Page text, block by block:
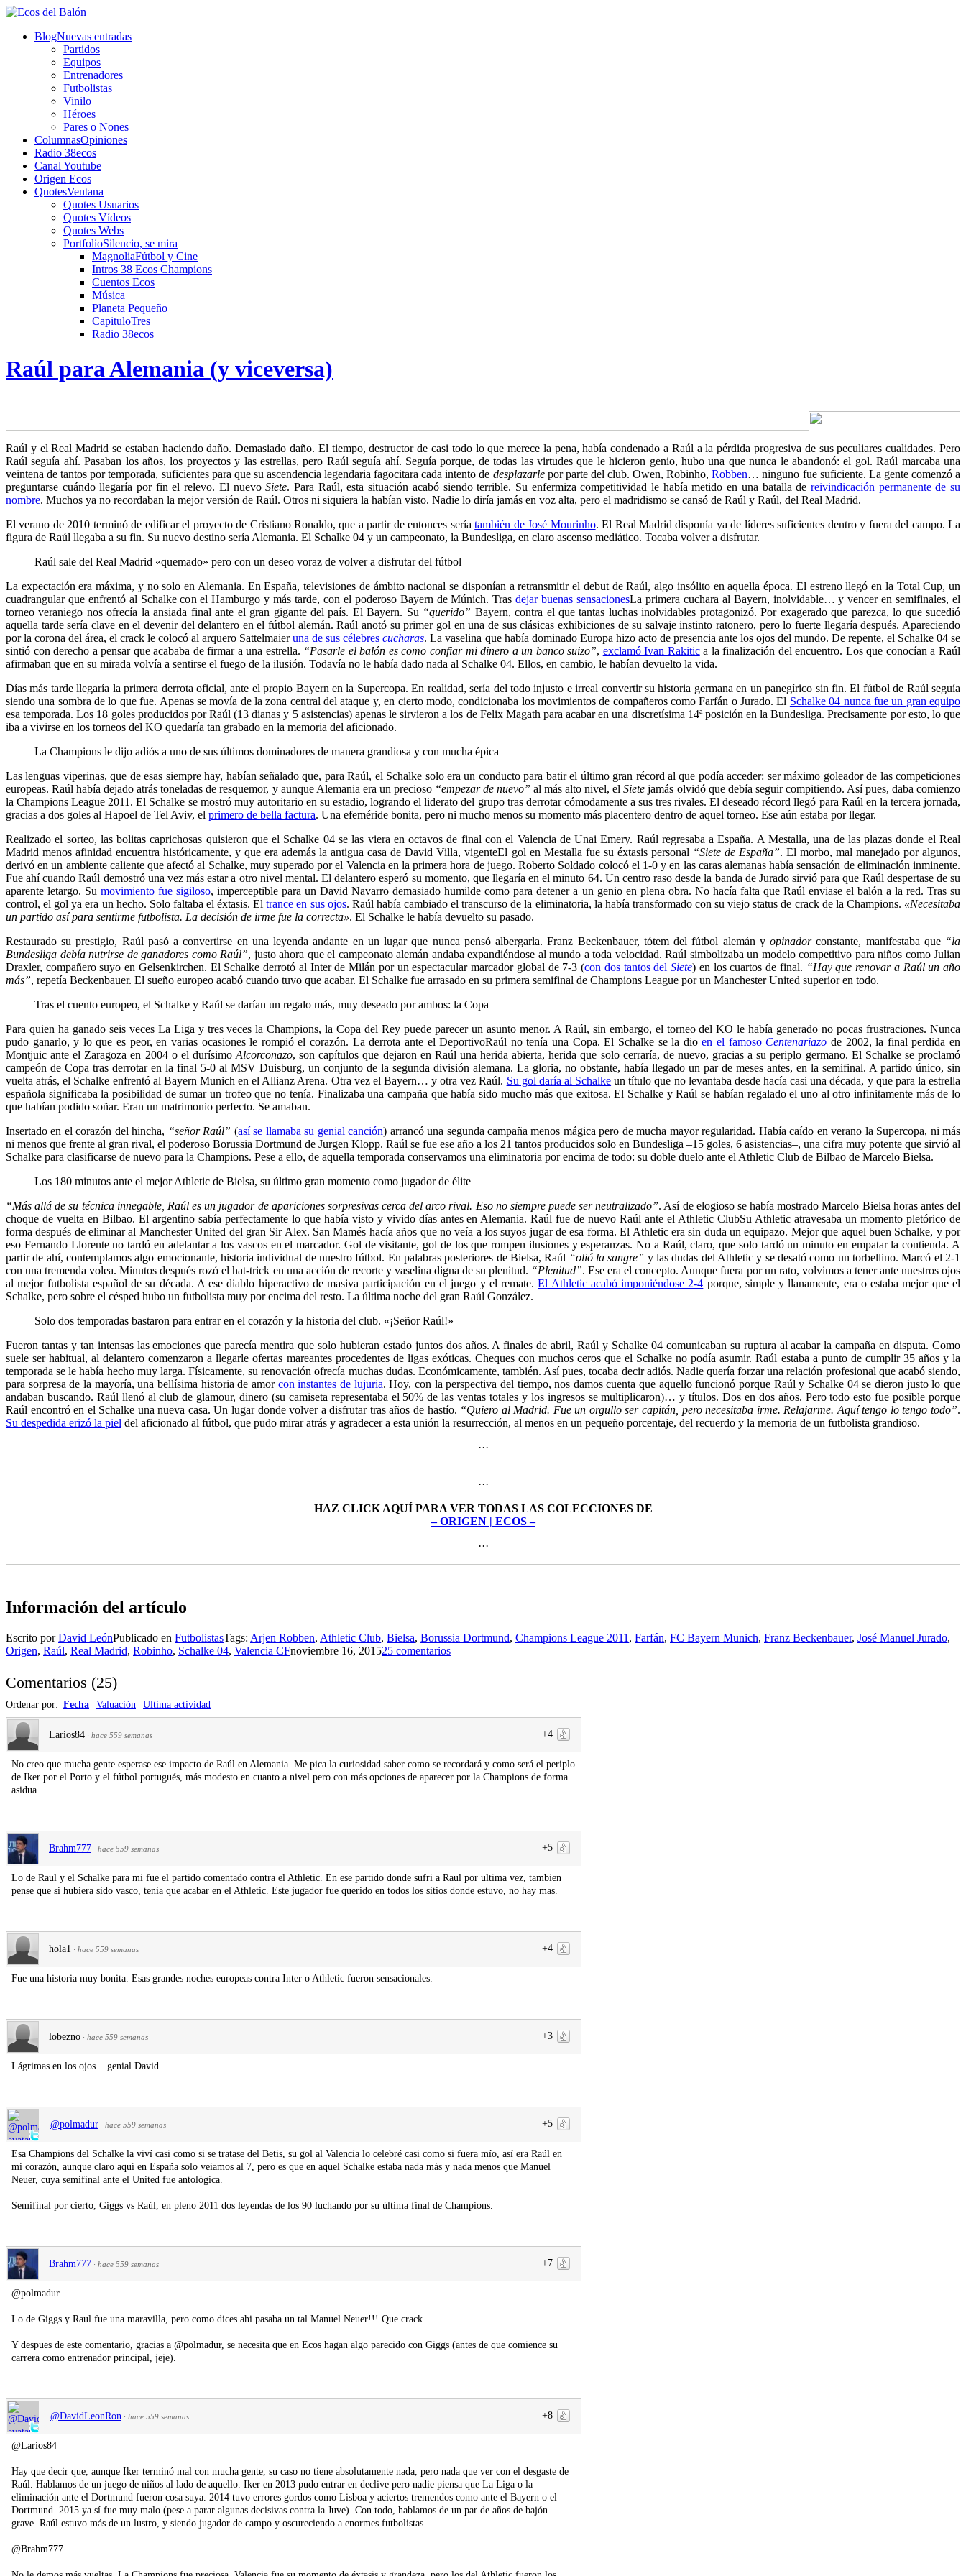
BlogNuevas entradas
Partidos
Equipos
Entrenadores
Futbolistas
Vinilo
Héroes
Pares o Nones
ColumnasOpiniones
Radio 38ecos
Canal Youtube
Origen Ecos
QuotesVentana
Quotes Usuarios
Quotes Vídeos
Quotes Webs
PortfolioSilencio, se mira
MagnoliaFútbol y Cine
Intros 38 Ecos Champions
Cuentos Ecos
Música
Planeta Pequeño
CapituloTres
Radio 38ecos
Raúl para Alemania (y viceversa)
Raúl y el Real Madrid se estaban haciendo daño. Demasiado daño. El tiempo, destructor de casi todo lo que merece la pena, había condenado a Raúl a la pérdida progresiva de sus peculiares cualidades. Pero
Raúl seguía ahí. Pasaban los años, los proyectos y las estrellas, pero Raúl seguía ahí. Seguía porque, de todas las virtudes que le hicieron genio, hubo una que nunca le abandonó: el gol. Raúl marcaba una
veintena de tantos por temporada, suficientes para que su ascendencia legendaria fagocitara cada intento de desplazarlepor parte del club. Owen, Robinho,Robben… ninguno fue suficiente. La gente comenzó a
preguntarse cuándo llegaría por fin el relevo. El nuevoSiete. Para Raúl, esta situación acabó siendo terrible. Su enfermiza competitividad le había metido en una batalla de reivindicación permanente de su
nombre. Muchos ya no recordaban la mejor versión de Raúl. Otros ni siquiera la habían visto. Nadie lo diría jamás en voz alta, pero el madridismo se cansó de Raúl y Raúl, del Real Madrid.
El verano de 2010 terminó de edificar el proyecto de Cristiano Ronaldo, que a partir de entonces seríatambién de José Mourinho. El Real Madrid disponía ya de líderes suficientes dentro y fuera del campo. La
figura de Raúl llegaba a su fin. Su nuevo destino sería Alemania. El Schalke 04 y un campeonato, la Bundesliga, en claro ascenso mediático. Tocaba volver a disfrutar.
Raúl sale del Real Madrid «quemado» pero con un deseo voraz de volver a disfrutar del fútbol
La expectación era máxima, y no solo en Alemania. En España, televisiones de ámbito nacional se disponían a retransmitir el debut de Raúl, algo insólito en aquella época. El estreno llegó en la Total Cup, un
cuadrangular que enfrentó al Schalke con el Hamburgo y más tarde, con el poderoso Bayern de Múnich. Trasdejar buenas sensacionesLa primera cuchara al Bayern, inolvidable…y vencer en semifinales, el
torneo veraniego nos ofrecía la ansiada final ante el gran gigante del país. El Bayern. Su “querido” Bayern, contra el que tantas luchas inolvidables protagonizó. Por exagerado que parezca, lo que sucedió
aquella tarde sería clave en el devenir del delantero en el fútbol alemán. Raúl anotó su primer gol en una de sus clásicas exhibiciones de su salvaje instinto ratonero, pero lo fuerte llegaría después. Apareciendo
por la corona del área, el crack le colocó al arquero Sattelmaieruna de sus célebrescucharas. La vaselina que había dominado Europa hizo acto de presencia ante los ojos del mundo. De repente, el Schalke 04 se
sintió con derecho a pensar que acababa de firmar a una estrella. “Pasarle el balón es como confiar mi dinero a un banco suizo”, exclamó Ivan Rakitica la finalización del encuentro. Los que conocían a Raúl
afirmaban que en su mirada volvía a sentirse el fuego de la ilusión. Todavía no le había dado nada al Schalke 04. Ellos, en cambio, le habían devuelto la vida.
Días más tarde llegaría la primera derrota oficial, ante el propio Bayern en la Supercopa. En realidad, sería del todo injusto e irreal convertir su historia germana en un panegírico sin fin. El fútbol de Raúl seguía
siendo una sombra de lo que fue. Apenas se movía de la zona central del ataque y, en cierto modo, condicionaba los movimientos de compañeros como Farfán o Jurado. El Schalke 04 nunca fue un gran equipo
esa temporada. Los 18 goles producidos por Raúl (13 dianas y 5 asistencias) apenas le sirvieron a los de Felix Magath para acabar en una discretísima 14ª posición en la Bundesliga. Precisamente por esto, lo que
iba a vivirse en los torneos del KO quedaría tan grabado en la memoria del aficionado.
La Champions le dijo adiós a uno de sus últimos dominadores de manera grandiosa y con mucha épica
Las lenguas viperinas, que de esas siempre hay, habían señalado que, para Raúl, el Schalke solo era un conducto para batir el último gran récord al que podía acceder: ser máximo goleador de las competiciones
europeas. Raúl había dejado atrás toneladas de resquemor, y aunque Alemania era un precioso “empezar de nuevo” al más alto nivel, elSiete jamás olvidó que debía seguir compitiendo. Así pues, daba comienzo
la Champions League 2011. El Schalke se mostró muy autoritario en su estadio, logrando el liderato del grupo tras derrotar cómodamente a sus tres rivales. El deseado récord llegó para Raúl en la tercera jornada,
gracias a dos goles al Hapoel de Tel Aviv, el primero de bella factura. Una efeméride bonita, pero ni mucho menos su momento más placentero dentro de aquel torneo. Ese aún estaba por llegar.
Realizado el sorteo, las bolitas caprichosas quisieron que el Schalke 04 se las viera en octavos de final con el Valencia de Unai Emery. Raúl regresaba a España. A Mestalla, una de las plazas donde el Real
Madrid menos afinidad encuentra históricamente, y que era además la antigua casa de David Villa, vigenteEl gol en Mestalla fue su éxtasis personal “Siete de España”. El morbo, mal manejado por algunos,
derivó en un ambiente caliente que afectó al Schalke, muy superado por el Valencia en la primera hora de juego. Roberto Soldado colocó el 1-0 y en las caras alemanas había sensación de eliminación inminente.
Fue ahí cuando Raúl demostró una vez más estar a otro nivel mental. El delantero esperó su momento, que llegaría en el minuto 64. Un centro raso desde la banda de Jurado sirvió para que Raúl despertase de su
aparente letargo. Sumovimiento fue sigiloso, imperceptible para un David Navarro demasiado humilde como para detener a un genio en plena obra. No hacía falta que Raúl enviase el balón a la red. Tras su
control, el gol ya era un hecho. Solo faltaba el éxtasis. Eltrance en sus ojos. Raúl había cambiado el transcurso de la eliminatoria, la había transformado con su viejo status de crack de la Champions. «Necesitaba
un partido así para sentirme futbolista. La decisión de irme fue la correcta». El Schalke le había devuelto su pasado.
Restaurado su prestigio, Raúl pasó a convertirse en una leyenda andante en un lugar que nunca pensó albergarla. Franz Beckenbauer, tótem del fútbol alemán yopinadorconstante, manifestaba que “la
Bundesliga debía nutrirse de ganadores como Raúl”, justo ahora que el campeonato alemán andaba expandiéndose al mundo a toda velocidad. Raúl simbolizaba un modelo competitivo para niños como Julian
Draxler, compañero suyo en Gelsenkirchen. El Schalke derrotó al Inter de Milán por un espectacular marcador global de 7-3 (con dos tantos delSiete) en los cuartos de final. “Hay que renovar a Raúl un año
más”, repetía Beckenbauer. El sueño europeo acabó cuando tuvo que acabar. El Schalke fue arrasado en su primera semifinal de Champions League por un Manchester United superior en todo.
Tras el cuento europeo, el Schalke y Raúl se darían un regalo más, muy deseado por ambos: la Copa
Para quien ha ganado seis veces La Liga y tres veces la Champions, la Copa del Rey puede parecer un asunto menor. A Raúl, sin embargo, el torneo del KO le había generado no pocas frustraciones. Nunca
pudo ganarlo, y lo que es peor, en varias ocasiones le rompió el corazón. La derrota ante el DeportivoRaúl no tenía una Copa. El Schalke se la dio en el famoso Centenariazo de 2002, la final perdida en
Montjuic ante el Zaragoza en 2004 o el durísimoAlcorconazo, son capítulos que dejaron en Raúl una herida abierta, herida que solo cerraría, de nuevo, gracias a su periplo germano. El Schalke se proclamó
campeón de Copa tras derrotar en la final 5-0 al MSV Duisburg, un conjunto de la segunda división alemana. La gloria, no obstante, había llegado un par de meses antes, en la semifinal. A partido único, sin
vuelta atrás, el Schalke enfrentó al Bayern Munich en el Allianz Arena. Otra vez el Bayern… y otra vez Raúl. Su gol daría al Schalke un título que no levantaba desde hacía casi una década, y que para la estrella
española significaba la posibilidad de sumar un trofeo que no tenía. Finalizaba una campaña que había sido mucho más que exitosa. El Schalke y Raúl se habían regalado el uno al otro infinitamente más de lo
que habían podido soñar. Eran un matrimonio perfecto. Se amaban.
Insertado en el corazón del hincha, “señor Raúl” (así se llamaba su genial canción) arrancó una segunda campaña menos mágica pero de mucha mayor regularidad. Había caído en verano la Supercopa, ni más
ni menos que frente al gran rival, el poderoso Borussia Dortmund de Jurgen Klopp. Raúl se fue ese año a los 21 tantos producidos solo en Bundesliga –15 goles, 6 asistencias–, una cifra muy potente que sirvió al
Schalke para clasificarse de nuevo para la Champions. Pese a ello, de aquella temporada conservamos una eliminatoria por encima de todo: su doble duelo ante el Athletic Club de Bilbao de Marcelo Bielsa.
Los 180 minutos ante el mejor Athletic de Bielsa, su último gran momento como jugador de élite
“Más allá de su técnica innegable, Raúl es un jugador de apariciones sorpresivas cerca del arco rival. Eso no siempre puede ser neutralizado”. Así de elogioso se había mostrado Marcelo Bielsa horas antes del
choque de vuelta en Bilbao. El argentino sabía perfectamente lo que había visto y vivido días antes en Alemania.Raúl fue de nuevo Raúl ante el Athletic ClubSu Athletic atravesaba un momento pletórico de
forma después de eliminar al Manchester United del gran Sir Alex. San Mamés hacía años que no veía a los suyos jugar de esa forma. El Athletic era sin duda un equipazo. Mejor que aquel buen Schalke, y por
eso Fernando Llorente no tardó en adelantar a los vascos en el marcador. Gol de visitante, gol de los que rompen ilusiones y esperanzas. No a Raúl, claro, que solo tardó un minuto en empatar la contienda. A
partir de ahí, contemplamos algo emocionante, historia individual de nuestro fútbol. En palabras posteriores de Bielsa, Raúl “olió la sangre” y las dudas del Athletic y se desató como un torbellino. Marcó el 2-1
con una tremenda volea. Minutos después rozó el hat-trick en una acción de recorte y vaselina digna de su plenitud. “Plenitud”. Ese era el concepto. Aunque fuera por un rato, volvimos a tener ante nuestros ojos
al mejor futbolista español de su década. A ese diablo hiperactivo de masiva participación en el juego y el remate.El Athletic acabó imponiéndose 2-4 porque, simple y llanamente, era o estaba mejor que el
Schalke, pero sobre el césped hubo un futbolista muy por encima del resto. La última noche del gran Raúl González.
Solo dos temporadas bastaron para entrar en el corazón y la historia del club. «¡Señor Raúl!»
Fueron tantas y tan intensas las emociones que parecía mentira que solo hubieran estado juntos dos años. A finales de abril, Raúl y Schalke 04 comunicaban su ruptura al acabar la campaña en disputa. Como
suele ser habitual, al delantero comenzaron a llegarle ofertas mareantes procedentes de ligas exóticas. Cheques con muchos ceros que el Schalke no podía asumir. Raúl estaba a punto de cumplir 35 años y la
temporada se le había hecho muy larga. Físicamente, su renovación ofrecía muchas dudas. Económicamente, también. Así pues, tocaba decir adiós. Nadie quería forzar una relación profesional que acabó siendo,
para sorpresa de la mayoría, una bellísima historia de amor con instantes de lujuria. Hoy, con la perspectiva del tiempo, nos damos cuenta que aquello funcionó porque Raúl y Schalke 04 se dieron justo lo que
andaban buscando. Raúl llenó al club de glamour, dinero (su camiseta representaba el 50% de las ventas totales y los ingresos se multiplicaron)… y títulos. Dos en dos años. Pero todo esto fue posible porque
Raúl encontró en el Schalke una nueva casa. Un lugar donde volver a disfrutar tras años de hastío. “Quiero al Madrid. Fue un orgullo ser capitán, pero necesitaba irme. Relajarme. Aquí tengo lo tengo todo”.
Su despedida erizó la piel del aficionado al fútbol, que pudo mirar atrás y agradecer a esta unión la resurrección, al menos en un pequeño porcentaje, del recuerdo y la memoria de un futbolista grandioso.
···
···
HAZ CLICK AQUÍ PARA VER TODAS LAS COLECCIONES DE
– ORIGEN | ECOS –
···
Información del artículo
Escrito porDavid LeónPublicado en FutbolistasTags: Arjen Robben, Athletic Club, Bielsa, Borussia Dortmund, Champions League 2011 , Farfán, FC Bayern Munich, Franz Beckenbauer, José Manuel Jurado,
Origen, Raúl, Real Madrid, Robinho, Schalke 04, Valencia CFnoviembre 16, 201525 comentarios
Comentarios (25)
Ordenar por: Fecha Valuación Ultima actividad
+4
Larios84 · hace 559 semanas
No creo que mucha gente esperase ese impacto de Raúl en Alemania. Me pica la curiosidad saber como se recordará y como será el periplo
de Iker por el Porto y el fútbol portugués, más modesto en cuanto a nivel pero con más opciones de aparecer por la Champions de forma
asidua
+5
Brahm777 · hace 559 semanas
Lo de Raul y el Schalke para mi fue el partido comentado contra el Athletic. En ese partido donde sufri a Raul por ultima vez, tambien
pense que si hubiera sido vasco, tenia que acabar en el Athletic. Este jugador fue querido en todos los sitios donde estuvo, no hay mas.
+4
hola1 · hace 559 semanas
Fue una historia muy bonita. Esas grandes noches europeas contra Inter o Athletic fueron sensacionales.
+3
lobezno · hace 559 semanas
Lágrimas en los ojos... genial David.
+5
@polmadur · hace 559 semanas
Esa Champions del Schalke la viví casi como si se tratase del Betis, su gol al Valencia lo celebré casi como si fuera mío, así era Raúl en
mi corazón, aunque claro aquí en España solo veíamos al 7, pero es que en aquel Schalke estaba nada más y nada menos que Manuel
Neuer, cuya semifinal ante el United fue antológica.
Semifinal por cierto, Giggs vs Raúl, en pleno 2011 dos leyendas de los 90 luchando por su última final de Champions.
+7
Brahm777 · hace 559 semanas
@polmadur
Lo de Giggs y Raul fue una maravilla, pero como dices ahi pasaba un tal Manuel Neuer!!! Que crack.
Y despues de este comentario, gracias a @polmadur, se necesita que en Ecos hagan algo parecido con Giggs (antes de que comience su
carrera como entrenador principal, jeje).
+8
@DavidLeonRon · hace 559 semanas
@Larios84
Hay que decir que, aunque Iker terminó mal con mucha gente, su caso no tiene absolutamente nada, pero nada que ver con el desgaste de
Raúl. Hablamos de un juego de niños al lado de aquello. Iker en 2013 pudo entrar en declive pero nadie piensa que La Liga o la
eliminación ante el Dortmund fueron cosa suya. 2014 tuvo errores gordos como Lisboa y aciertos tremendos como ante el Bayern o el
Dortmund. 2015 ya sí fue muy malo (pese a parar algunas decisivas contra la Juve). Con todo, hablamos de un par de años de bajón
grave. Raúl estuvo más de un lustro, y siendo jugador de campo y oscureciendo a enormes futbolistas.
@Brahm777